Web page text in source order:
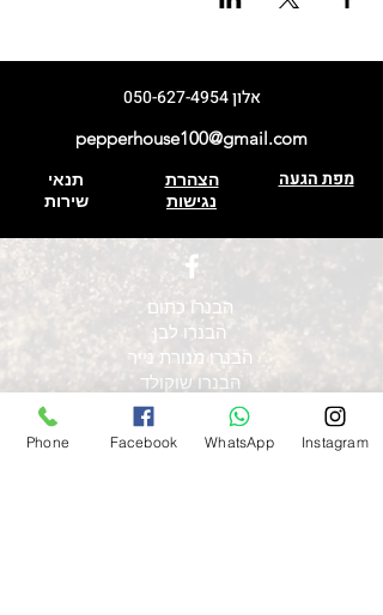
אלון050-627-4954
pepperhouse100@gmail.com
תנאי
שירות
הצהרת
נגישות
מפת הגעה
הבנרו כתום
הבנרו לבן
הבנרו מנורת נייר
הבנרו שוקולד
כוכב ברזיל
פורירה
Phone Facebook WhatsApp Instagram